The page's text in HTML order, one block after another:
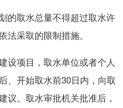
取水总量不得超过取水许
采取的限制措施。
项目，取水单位或者个人
、开始取水前30日内，向取
议。取水审批机关批准后，